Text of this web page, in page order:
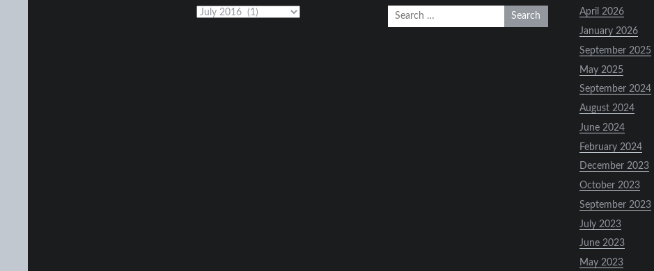
Căutați
Search
April 2026
January 2026
September 2025
May 2025
September 2024
August 2024
June 2024
February 2024
December 2023
October 2023
September 2023
July 2023
June 2023
May 2023